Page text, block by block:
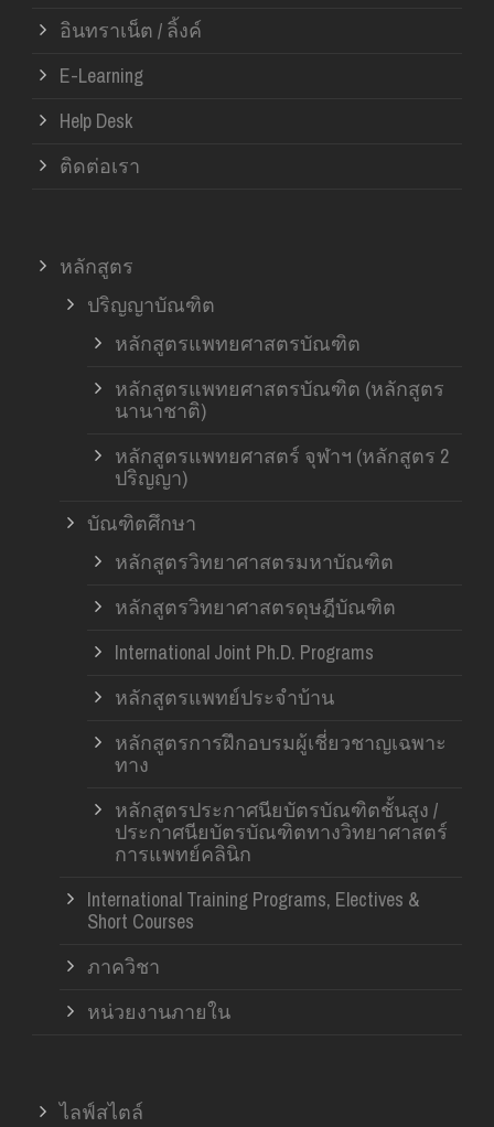
อินทราเน็ต / ลิ้งค์
E-Learning
Help Desk
ติดต่อเรา
หลักสูตร
ปริญญาบัณฑิต
หลักสูตรแพทยศาสตรบัณฑิต
หลักสูตรแพทยศาสตรบัณฑิต (หลักสูตร
นานาชาติ)
หลักสูตรแพทยศาสตร์ จุฬาฯ (หลักสูตร 2
ปริญญา)
บัณฑิตศึกษา
หลักสูตรวิทยาศาสตรมหาบัณฑิต
หลักสูตรวิทยาศาสตรดุษฎีบัณฑิต
International Joint Ph.D. Programs
หลักสูตรแพทย์ประจำบ้าน
หลักสูตรการฝึกอบรมผู้เชี่ยวชาญเฉพาะ
ทาง
หลักสูตรประกาศนียบัตรบัณฑิตชั้นสูง /
ประกาศนียบัตรบัณฑิตทางวิทยาศาสตร์
การแพทย์คลินิก
International Training Programs, Electives &
Short Courses
ภาควิชา
หน่วยงานภายใน
ไลฟ์สไตล์